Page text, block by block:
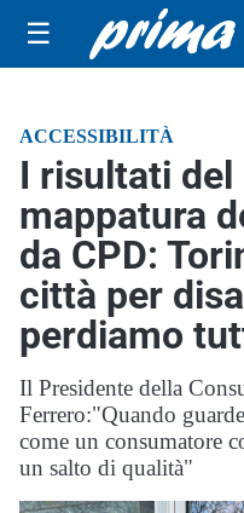
☰
ACCESSIBILITÀ
I risultati del
mappatura
da CPD:
città per
perdiamo
Il Presidente della
Ferrero:"Quando
come un consumatore
un salto di qualità"